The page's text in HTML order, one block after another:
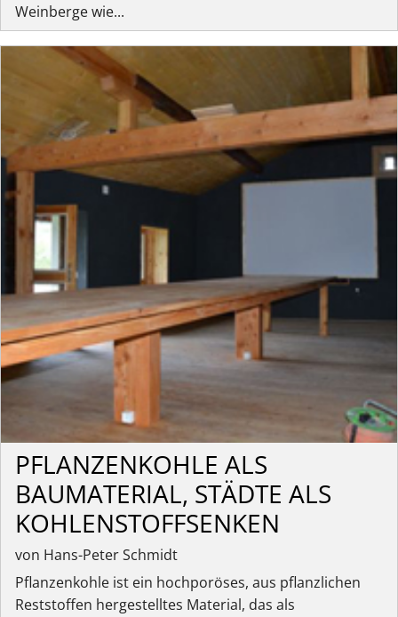
Weinberge wie...
PFLANZENKOHLE ALS
BAUMATERIAL, STÄDTE ALS
KOHLENSTOFFSENKEN
von Hans-Peter Schmidt
Pflanzenkohle ist ein hochporöses, aus pflanzlichen
Reststoffen hergestelltes Material, das als